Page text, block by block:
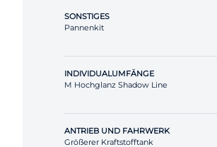
SONSTIGES
Pannenkit
INDIVIDUALUMFÄNGE
M Hochglanz Shadow Line
ANTRIEB UND FAHRWERK
Größerer Kraftstofftank